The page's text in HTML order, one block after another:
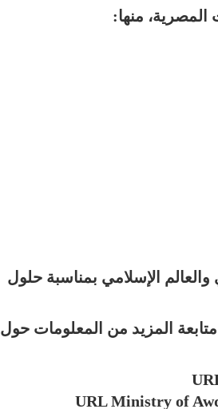
منها:
الإسلامي بمناسبة حلول
المزيد من المعلومات حول